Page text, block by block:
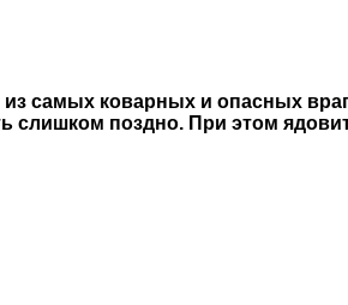
самых коварных и опасных
слишком поздно. При этом